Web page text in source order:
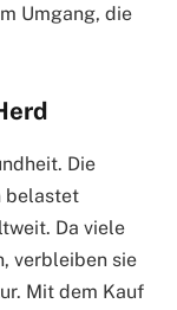
Umgang, die
Die
belastet
Da viele
verbleiben sie
Mit dem Kauf